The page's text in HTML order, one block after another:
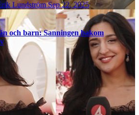
LundströmSep 22, 2025
och barn: Sanningen bakom